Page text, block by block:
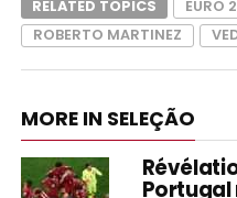
RELATED TOPICS EURO
ROBERTO MARTINEZ
MORE IN SELEÇÃO
Portugal